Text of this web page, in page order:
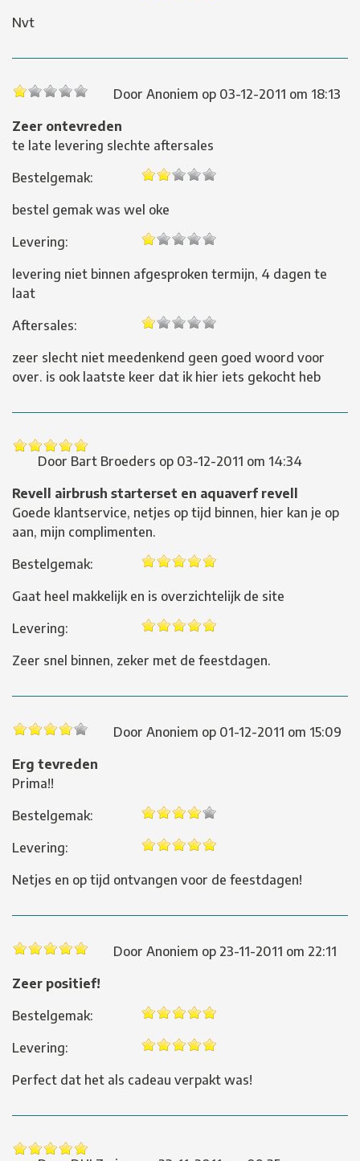
Nvt
Door Anoniem op 03-12-2011 om 18:13
Zeer ontevreden
te late levering slechte aftersales
Bestelgemak:
bestel gemak was wel oke
Levering:
levering niet binnen afgesproken termijn, 4 dagen te
laat
Aftersales:
zeer slecht niet meedenkend geen goed woord voor
over. is ook laatste keer dat ik hier iets gekocht heb
Door Bart Broeders op 03-12-2011 om 14:34
Revell airbrush starterset en aquaverf revell
Goede klantservice, netjes op tijd binnen, hier kan je op
aan, mijn complimenten.
Bestelgemak:
Gaat heel makkelijk en is overzichtelijk de site
Levering:
Zeer snel binnen, zeker met de feestdagen.
Door Anoniem op 01-12-2011 om 15:09
Erg tevreden
Prima!!
Bestelgemak:
Levering:
Netjes en op tijd ontvangen voor de feestdagen!
Door Anoniem op 23-11-2011 om 22:11
Zeer positief!
Bestelgemak:
Levering:
Perfect dat het als cadeau verpakt was!